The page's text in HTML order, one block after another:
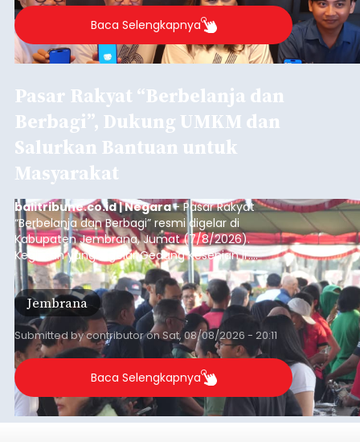
Baca Selengkapnya
Pasar Rakyat “Berbelanja dan
Berbagi”, Dukung UMKM dan
Salurkan Bantuan untuk
Masyarakat
balitribune.co.id | Negara- Pasar Rakyat
“Berbelanja dan Berbagi” resmi digelar di
Kabupaten Jembrana, Jumat (7/8/2026).
Kegiatan yang digelar Gedung Kesenian Ir.
Soekarno ini memadukan pemberdayaan
ekonomi masyarakat dengan aksi sosial tersebut
mendapat antusiasme tinggi dan mencatat nilai
transaksi mencapai Rp672.733.200.
Jembrana
Submitted bycontributoronSat, 08/08/2026 - 20:11
Baca Selengkapnya